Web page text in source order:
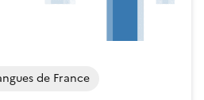
de France